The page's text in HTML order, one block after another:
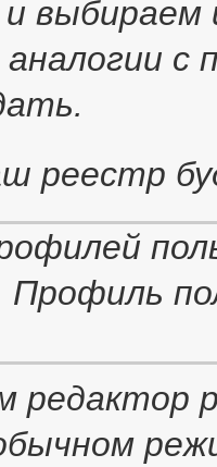
выбираем
с
реестр
редактор